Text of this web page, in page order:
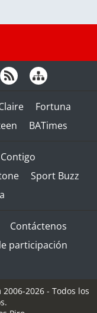
Fortuna
BATimes
Contigo
Sport Buzz
Contáctenos
participación
2026 - Todos los